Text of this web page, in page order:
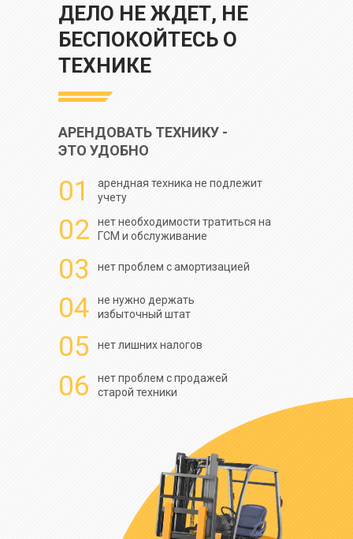
01
ДЕЛО НЕ ЖДЕТ, НЕ
БЕСПОКОЙТЕСЬ О
ТЕХНИКЕ
АРЕНДОВАТЬ ТЕХНИКУ -
ЭТО УДОБНО
арендная техника не подлежит
учету
02
нет необходимости тратиться на
ГСМ и обслуживание
03
нет лишних налогов
04
не нужно держать
избыточный штат
нет проблем с амортизацией
05
06
нет проблем с продажей
старой техники